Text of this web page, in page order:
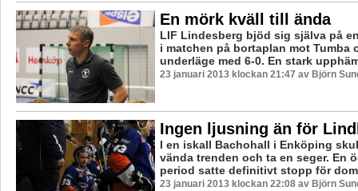
En mörk kväll till ända
LIF Lindesberg bjöd sig själva på
i matchen på bortaplan mot Tumba
underläge med 6-0. En stark
23 januari 2013 klockan 21:47 av Björn
Ingen ljusning än för
I en iskall Bachohall i Enköping
vända trenden och ta en seger. En
period satte definitivt stopp för
23 januari 2013 klockan 22:08 av Björn